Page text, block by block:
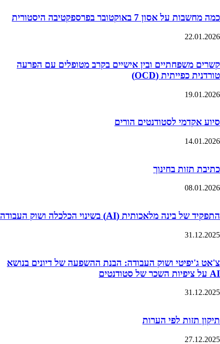
כמה מחשבות על אסון 7 באוקטובר בפרספקטיבה היסטורית
22.01.2026
קשרים משפחתיים ובין אישיים בקרב מטופלים עם הפרעה
טורדנית כפייתית (OCD)
19.01.2026
סיוע אקדמי לסטודנטים הורים
14.01.2026
כתיבת תזות בחינוך
08.01.2026
התפקיד של בינה מלאכותית (AI) בשינוי הכלכלה ושוק העבודה
31.12.2025
צ'אט ג'יפיטי ושוק העבודה: הבנת ההשפעה של דיונים בנושא
AI על ציפיות השכר של סטודנטים
31.12.2025
תיקון תזות לפי הערות
27.12.2025